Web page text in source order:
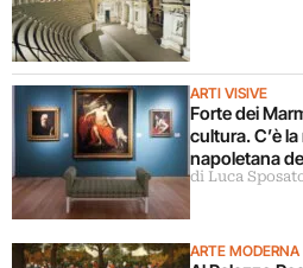
ARTI VISIVE
Forte dei
cultura. C’è
napoletana
Caravaggio”
di Luca
ARTE MODERNA